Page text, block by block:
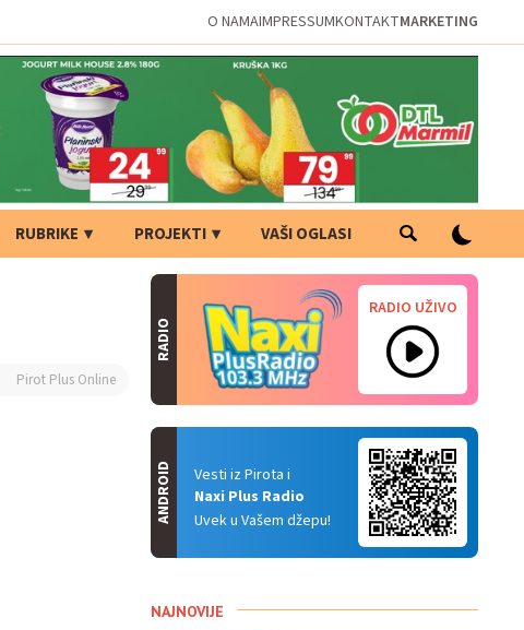
O NAMAIMPRESSUMKONTAKTMARKETING
RUBRIKE PROJEKTI VAŠI OGLASI
Pirot Plus Online
RADIO
RADIO UŽIVO
Vesti iz Pirota i
Naxi Plus Radio
Uvek u Vašem džepu!
ANDROID
NAJNOVIJE